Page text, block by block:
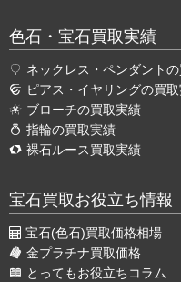
色石・宝石買取実績
ネックレス・ペンダント
ピアス・イヤリングの買
ブローチの買取実績
指輪の買取実績
裸石ルース買取実績
宝石買取お役立ち情報
宝石(色石)買取価格相場
金プラチナ買取価格
とってもお役立ちコラム